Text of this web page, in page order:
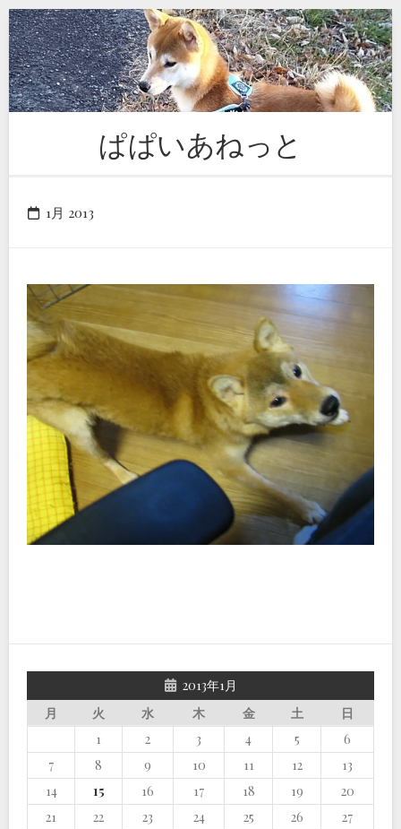
Skip
to
content
ぱぱいあねっと
1月 2013
2013年1月
月
火 水 木 金 土
日
1
2 3 4 5
6
7
8 9 10 11 12
13
14
15 16 17 18 19
20
21
22 23 24 25 26
27